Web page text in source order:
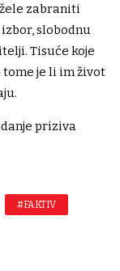
zabraniti
slobodnu
Tisuće koje
tome je li im život
priziva
#FAKTIV